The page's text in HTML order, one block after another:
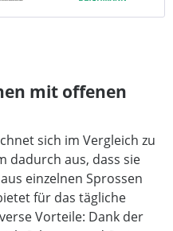
mit offenen
sich im Vergleich zu
dadurch aus, dass sie
einzelnen Sprossen
für das tägliche
Vorteile: Dank der